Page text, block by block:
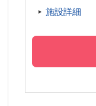
施設詳細